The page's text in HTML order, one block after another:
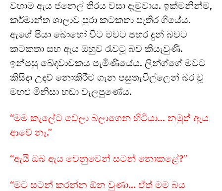
වහාම ඇය ජනෙල් තිරය වසා දැමුවාය. ඉක්මනින්ම,
කර්මාන්ත ශාලාව පුරා කටකතා පැතිර ගියේය.
ඇගේ පියා බොහෝ විට මවට පහර දුන් බවට
කටකතා සහ ඇය ඔහුව රැවටූ බව කියැවුණි.
ඉන්පසු ඛේදවාචකය පැමිණියේය. ලින්ග්ගේ මවට
කිසිදා උදව් නොකිරීම ගැන පසුතැවිල්ලෙන් බර වූ
මහළු මිනිසා හඬා වැලපුණේය.
“මම කැලේට වෙලා බලාගෙන හිටියා… නමුත් ඇය
ආවේ නෑ.”
“ඇයි ඔබ ඇය වෙනුවෙන් සටන් නොකළේ?”
“මට සටන් කරන්න ඕන වුණා… ඒත් මම බය